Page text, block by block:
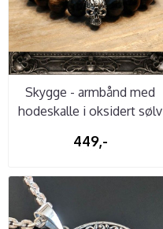
Skygge - armbånd med
hodeskalle i oksidert sølv
449,-